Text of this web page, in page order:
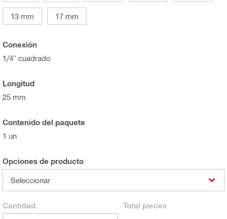
13 mm 17 mm
Conexión
1/4" cuadrado
Longitud
25 mm
Contenido del paquete
1 un
Opciones de producto
Seleccionar
Cantidad Total pieces